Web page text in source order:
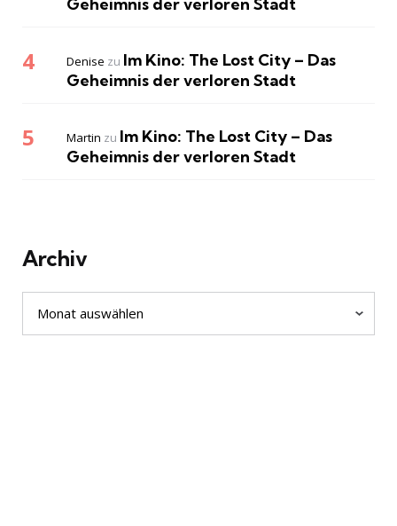
Denise zu Im Kino: The Lost City – Das
Geheimnis der verloren Stadt
Martin zu Im Kino: The Lost City – Das
Geheimnis der verloren Stadt
Archiv
Archiv